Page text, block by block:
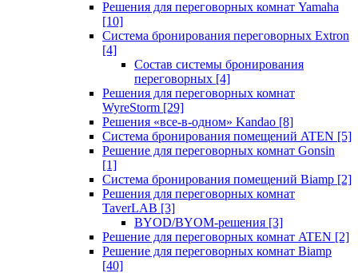
Решения для переговорных комнат Yamaha
[10]
Система бронирования переговорных Extron
[4]
Состав системы бронирования
переговорных [4]
Решения для переговорных комнат
WyreStorm [29]
Решения «все-в-одном» Kandao [8]
Система бронирования помещений ATEN [5]
Решение для переговорных комнат Gonsin
[1]
Система бронирования помещений Biamp [2]
Решения для переговорных комнат
TaverLAB [3]
BYOD/BYOM-решения [3]
Решение для переговорных комнат ATEN [2]
Решение для переговорных комнат Biamp
[40]